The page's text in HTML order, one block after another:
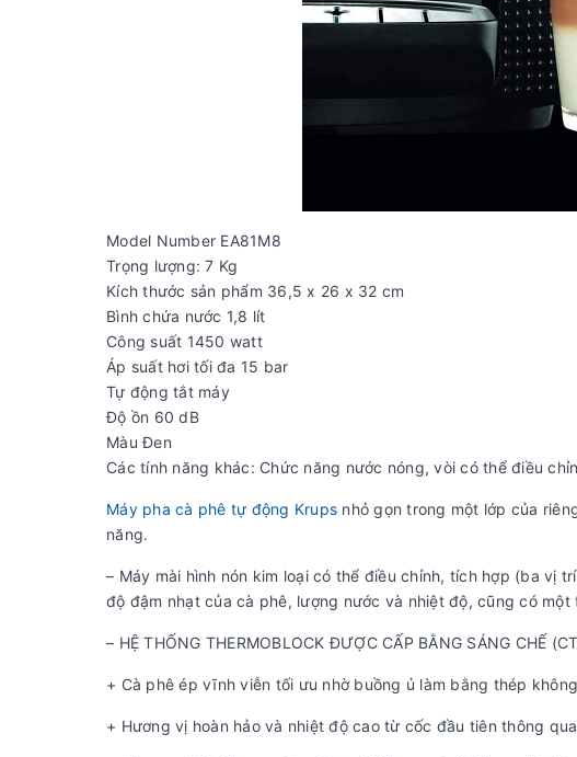
Model Number EA81M8
Trọng lượng: 7 Kg
Kích thước sản phẩm 36,5 x 26 x 32 cm
Bình chứa nước 1,8 lít
Công suất 1450 watt
Áp suất hơi tối đa 15 bar
Tự động tắt máy
Độ ồn 60 dB
Màu Đen
Các tính năng khác: Chức năng nước nóng, vòi có thể điều
Máy pha cà phê tự động Krups nhỏ gọn trong một lớp của
năng.
– Máy mài hình nón kim loại có thể điều chỉnh, tích hợp (ba vị
độ đậm nhạt của cà phê, lượng nước và nhiệt độ, cũng có
– HỆ THỐNG THERMOBLOCK ĐƯỢC CẤP BẰNG SÁNG CHẾ
+ Cà phê ép vĩnh viễn tối ưu nhờ buồng ủ làm bằng thép
+ Hương vị hoàn hảo và nhiệt độ cao từ cốc đầu tiên thông